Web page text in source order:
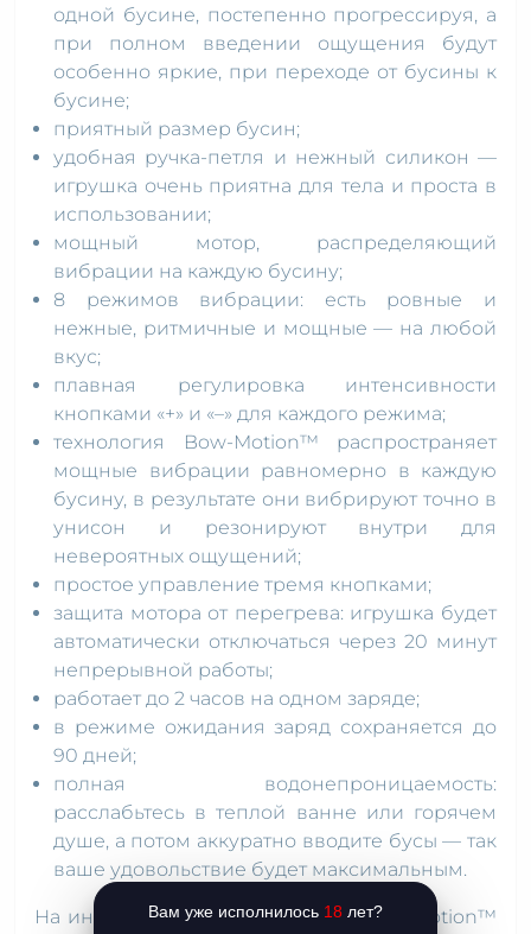
одной бусине, постепенно прогрессируя, а
при полном введении ощущения будут
особенно яркие, при переходе от бусины к
бусине;
приятный размер бусин;
удобная ручка-петля и нежный силикон —
игрушка очень приятна для тела и проста в
использовании;
мощный мотор, распределяющий
вибрации на каждую бусину;
8 режимов вибрации: есть ровные и
нежные, ритмичные и мощные — на любой
вкус;
плавная регулировка интенсивности
кнопками «+» и «–» для каждого режима;
технология Bow-Motion™ распространяет
мощные вибрации равномерно в каждую
бусину, в результате они вибрируют точно в
унисон и резонируют внутри для
невероятных ощущений;
простое управление тремя кнопками;
защита мотора от перегрева: игрушка будет
автоматически отключаться через 20 минут
непрерывной работы;
работает до 2 часов на одном заряде;
в режиме ожидания заряд сохраняется до
90 дней;
полная водонепроницаемость:
расслабьтесь в теплой ванне или горячем
душе, а потом аккуратно вводите бусы — так
ваше удовольствие будет максимальным.
На инновационную технологию Bow-Motion™
Вам уже исполнилось 18 лет?